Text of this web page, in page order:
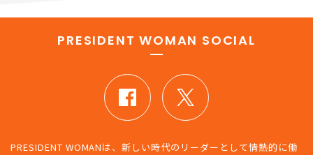
PRESIDENT WOMAN SOCIAL
PRESIDENT WOMANは、新しい時代のリーダーとして情熱的に働